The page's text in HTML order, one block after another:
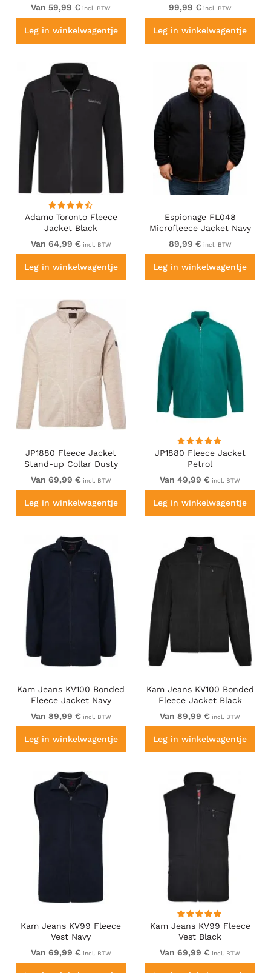
Van 59,99 € incl. BTW
Leg in winkelwagentje
99,99 € incl. BTW
Leg in winkelwagentje
Adamo Toronto Fleece
Jacket Black
Van 64,99 € incl. BTW
Leg in winkelwagentje
Espionage FL048
Microfleece Jacket Navy
89,99 € incl. BTW
Leg in winkelwagentje
JP1880 Fleece Jacket
Stand-up Collar Dusty
Pink
Van 69,99 € incl. BTW
Leg in winkelwagentje
JP1880 Fleece Jacket
Petrol
Van 49,99 € incl. BTW
Leg in winkelwagentje
Kam Jeans KV100 Bonded
Fleece Jacket Navy
Van 89,99 € incl. BTW
Leg in winkelwagentje
Kam Jeans KV100 Bonded
Fleece Jacket Black
Van 89,99 € incl. BTW
Leg in winkelwagentje
Kam Jeans KV99 Fleece
Vest Navy
Van 69,99 € incl. BTW
Kam Jeans KV99 Fleece
Vest Black
Van 69,99 € incl. BTW